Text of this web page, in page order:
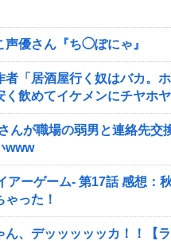
声優さん『ち◯ぽにゃ』
者「居酒屋行く奴はバカ。
飲めてイケメンにチヤホヤ
んが職場の弱男と連絡先交
www
アーゲーム- 第17話 感想：
った！
ん、デッッッッッカ！！【